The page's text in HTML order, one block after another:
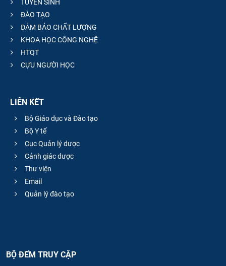
TUYỂN SINH
ĐÀO TẠO
ĐẢM BẢO CHẤT LƯỢNG
KHOA HỌC CÔNG NGHỆ
HTQT
CỰU NGƯỜI HỌC
LIÊN KẾT
Bộ Giáo dục và Đào tạo
Bộ Y tế
Cục Quản lý dược
Cảnh giác dược
Thư viện
Email
Quản lý đào tạo
BỘ ĐẾM TRUY CẬP